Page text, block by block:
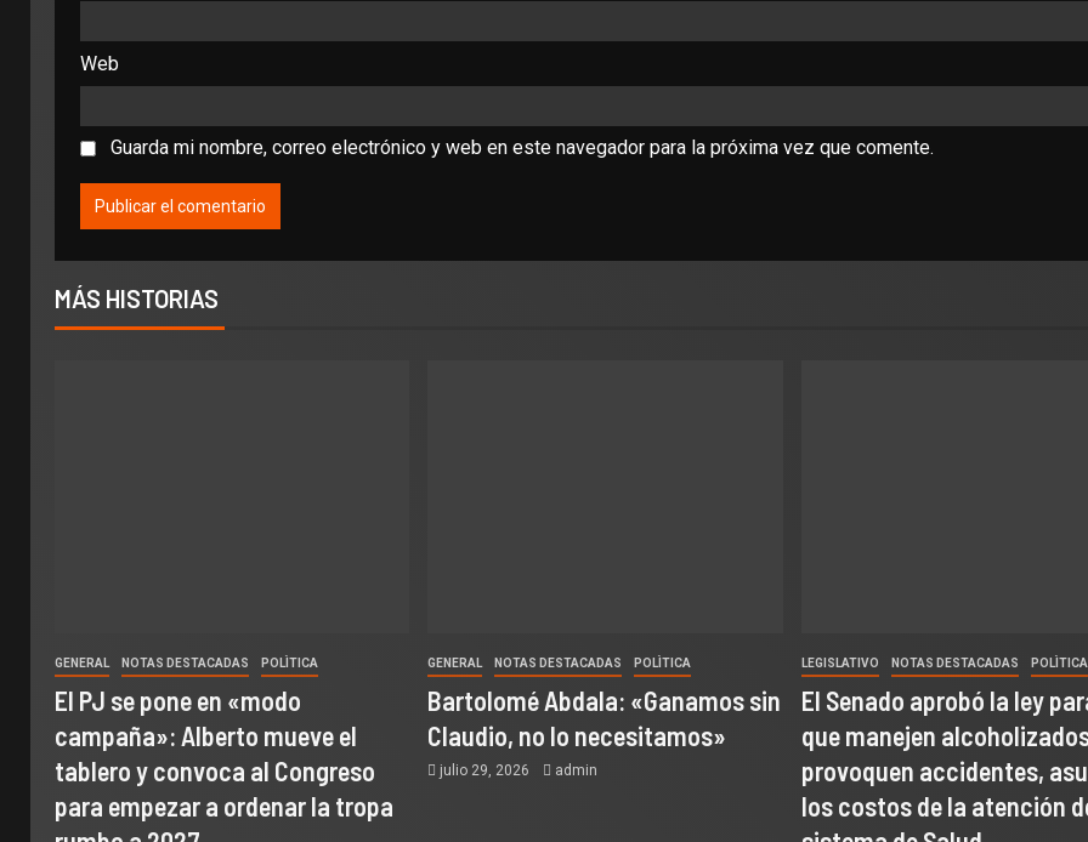
Web
Guarda mi nombre, correo electrónico y web en este navegador para la próxima vez que comente.
MÁS HISTORIAS
GENERAL NOTAS DESTACADAS POLÌTICA
El PJ se pone en «modo
campaña»: Alberto mueve el
tablero y convoca al Congreso
para empezar a ordenar la tropa
GENERAL NOTAS DESTACADAS POLÌTICA
Bartolomé Abdala: «Ganamos sin
Claudio, no lo necesitamos»
julio 29, 2026 admin
LEGISLATIVO NOTAS DESTACADAS POLÌTICA
El Senado aprobó la ley
que manejen
provoquen accidentes,
los costos de la atención